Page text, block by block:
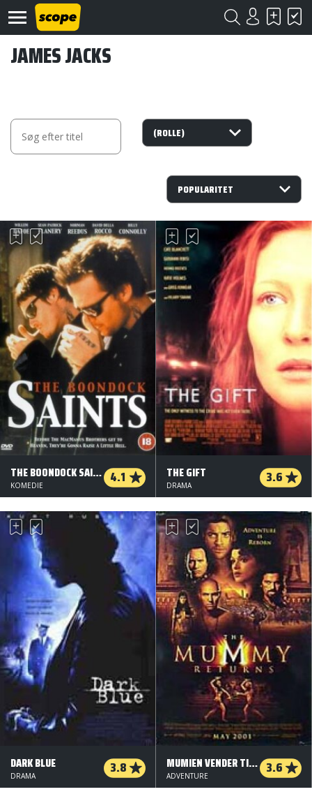
Om
©
Scope
2020
JAMES JACKS
THE BOONDOCK SAINTS 4.1
KOMEDIE
THE GIFT 3.6
DRAMA
DARK BLUE 3.8
DRAMA
MUMIEN VENDER TILBAGE 3.6
ADVENTURE